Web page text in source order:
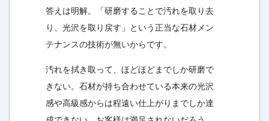
答えは明解。「研磨することで汚れを取り去
り、光沢を取り戻す」という正当な石材メン
テナンスの技術が無いからです。
汚れを拭き取って、ほどほどまでしか研磨で
きない。石材が持ち合わせている本来の光沢
感や高級感からは程遠い仕上がりまでしか達